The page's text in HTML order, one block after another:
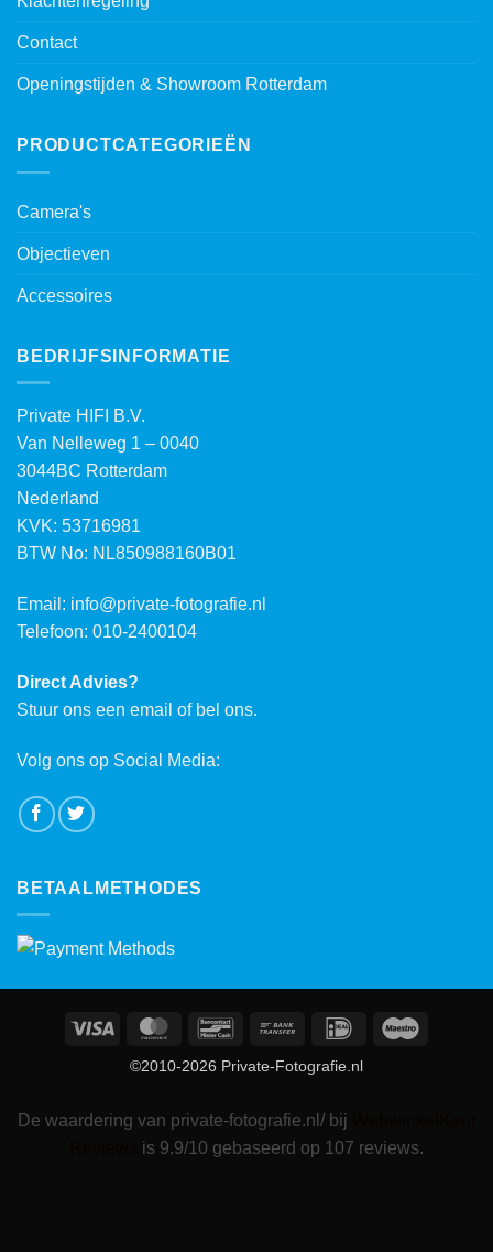
Contact
Openingstijden & Showroom Rotterdam
PRODUCTCATEGORIEËN
Camera's
Objectieven
Accessoires
BEDRIJFSINFORMATIE
Private HIFI B.V.
Van Nelleweg 1 – 0040
3044BC Rotterdam
Nederland
KVK: 53716981
BTW No: NL850988160B01
Email: info@private-fotografie.nl
Telefoon: 010-2400104
Direct Advies?
Stuur ons een email of bel ons.
Volg ons op Social Media:
BETAALMETHODES
Visa MasterCardBancontactBank
IDeal
©2010-2026 Private-Fotografie.nl
De waardering van private-fotografie.nl/ bij
is 9.9/10 gebaseerd op 107 reviews.